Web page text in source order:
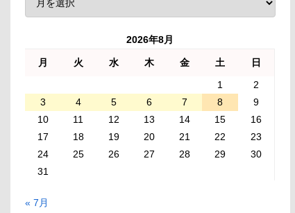
2026年8月
月 火 水 木 金 土
日
1
2
3
4 5 6 7 8
9
10
11 12 13 14 15
16
17
18 19 20 21 22
23
24
25 26 27 28 29
30
31
« 7月